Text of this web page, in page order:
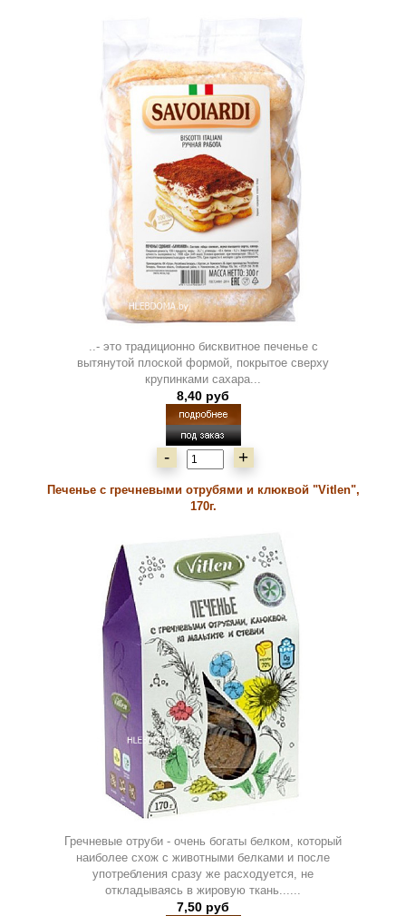
..- это традиционно бисквитное печенье с
вытянутой плоской формой, покрытое сверху
крупинками сахара...
8,40 руб
- +
Печенье с гречневыми отрубями и клюквой "Vitlen",
170г.
Гречневые отруби - очень богаты белком, который
наиболее схож с животными белками и после
употребления сразу же расходуется, не
откладываясь в жировую ткань......
7,50 руб